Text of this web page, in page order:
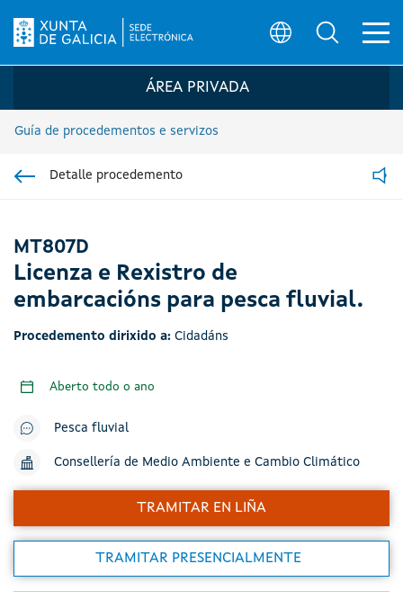
Logo da Sede electrónica da Xunta de
ÁREA PRIVADA
Guía de procedementos e servizos
Detalle procedemento
MT807D
Licenza e Rexistro de
embarcacións para pesca fluvial.
Procedemento dirixido a: Cidadáns
Aberto todo o ano
Pesca fluvial
Consellería de Medio Ambiente e Cambio Climático
TRAMITAR EN LIÑA
TRAMITAR PRESENCIALMENTE